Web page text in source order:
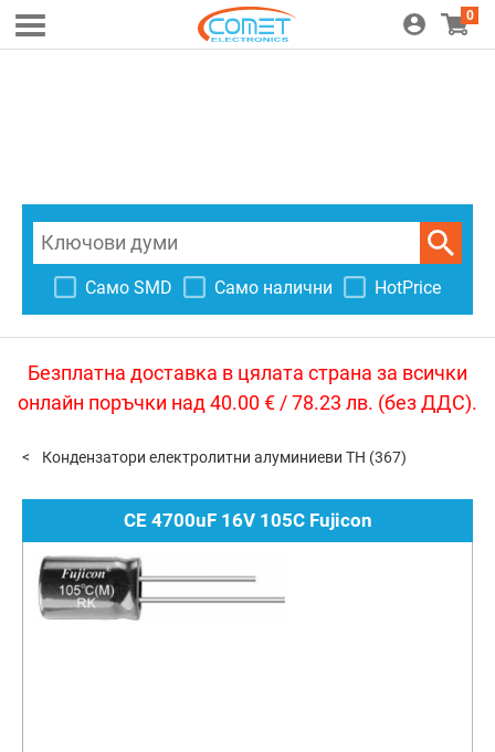
0
Само SMD Само налични HotPrice
Безплатна доставка в цялата страна за всички
онлайн поръчки над 40.00 € / 78.23 лв. (без ДДС).
Кондензатори електролитни алуминиеви TH (367)
CE 4700uF 16V 105C Fujicon